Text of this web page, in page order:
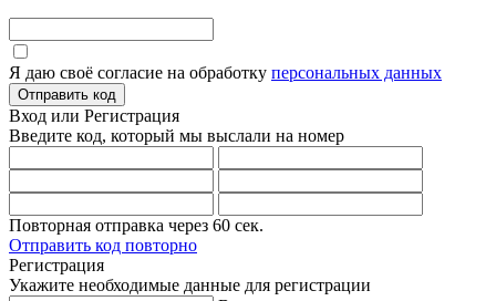
Я даю своё согласие на обработку персональных данных
Отправить код
Вход или Регистрация
Введите код, который мы выслали на номер
Повторная отправка через 60 сек.
Отправить код повторно
Регистрация
Укажите необходимые данные для регистрации